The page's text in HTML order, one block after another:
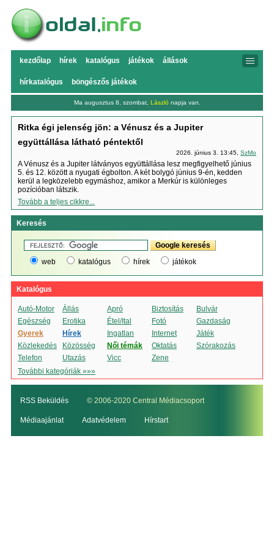
kezdőlap hírek katalógus játékok állások
hírkatalógus böngészős játékok
Ma augusztus 8, szombat, László napja van.
Ritka égi jelenség jön: a Vénusz és a Jupiter
együttállása látható péntektől
2026. június 3. 13:45,SzMo
A Vénusz és a Jupiter látványos együttállása lesz megfigyelhető június
5. és 12. között a nyugati égbolton. A két bolygó június 9-én, kedden
kerül a legközelebb egymáshoz, amikor a Merkúr is különleges
pozícióban látszik.
Tovább a teljes cikkre...
Keresés
web katalógus hírek játékok
Katalógus
Autó-Motor Állás Apró Biztosítás
Bulvár
Egészség
Erotika Étel/Ital Fotó
Gazdaság
Gyerek
Hírek Ingatlan Internet
Játék
Közlekedés
Közösség Női témák Oktatás
Szórakozás
Telefon
Utazás Vicc
Zene
További kategóriák »»»
RSS Beküldés © 2006-2020 Central Médiacsoport
Médiaajánlat Adatvédelem Hírstart